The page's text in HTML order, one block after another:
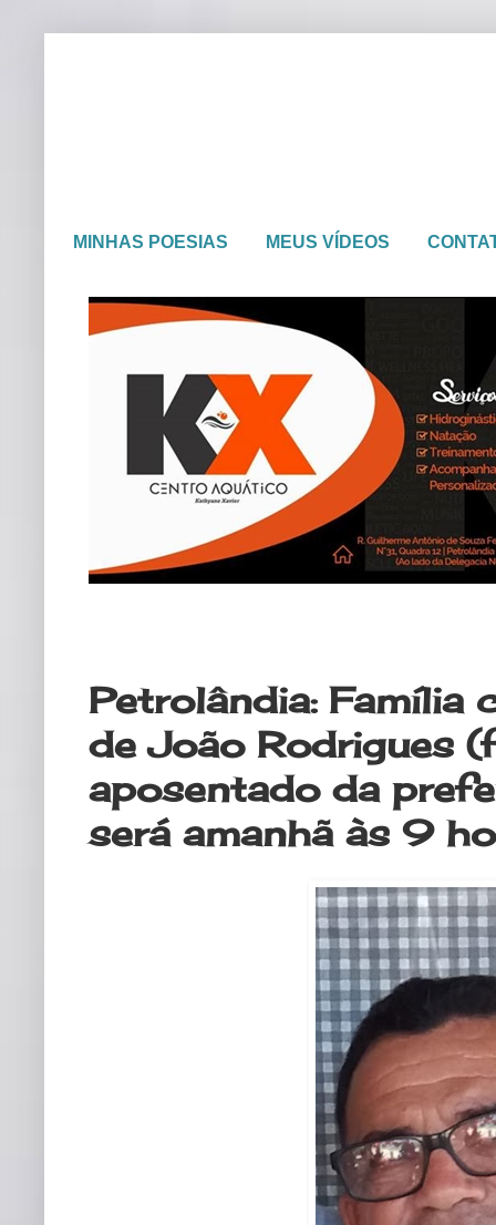
MINHAS POESIAS MEUS VÍDEOS
Petrolândia: Família
de João Rodrigues
aposentado da
será amanhã às 9